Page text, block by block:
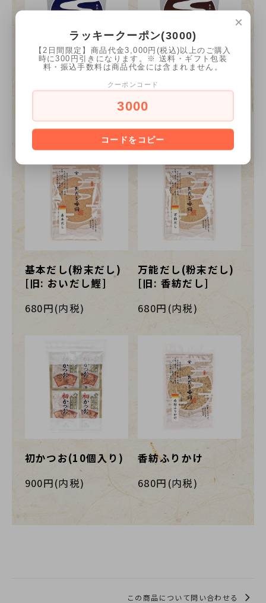
万能だし(だしパッ
ク) 8個
1,080円(内税)
濃厚だし(だしパッ
ク) 2個
1,080円(内税)
基本だし(粉末だし)
[旧: おいだし鰹]
680円(内税)
万能だし(粉末だし)
[旧: 香紡だし]
680円(内税)
初かつお(10個入り)
900円(内税)
香紡ふりかけ
680円(内税)
この商品について問い合わせる
×
ラッキークーポン(3000)
【2日間限定】商品代金3,000円(税込)以上のご購入
時に300円引きになります。※ 送料・ギフト包装
料・振込手数料は商品代金には含まれません。
クーポンコード
3000
コードをコピー